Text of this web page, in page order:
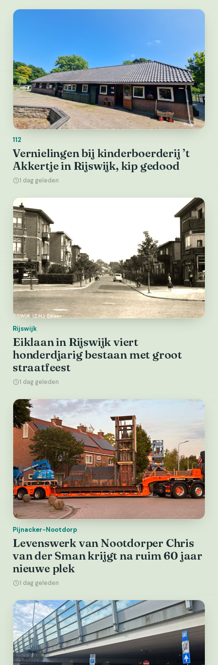
112
Vernielingen bij kinderboerderij ’t
Akkertje in Rijswijk, kip gedood
1 dag geleden
Rijswijk
Eiklaan in Rijswijk viert
honderdjarig bestaan met groot
straatfeest
1 dag geleden
Pijnacker-Nootdorp
Levenswerk van Nootdorper Chris
van der Sman krijgt na ruim 60 jaar
nieuwe plek
1 dag geleden